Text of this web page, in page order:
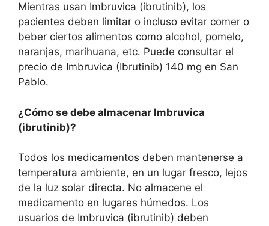
Mientras usan Imbruvica (ibrutinib), los
pacientes deben limitar o incluso evitar comer o
beber ciertos alimentos como alcohol, pomelo,
naranjas, marihuana, etc. Puede consultar el
precio de Imbruvica (Ibrutinib) 140 mg en San
Pablo.
¿Cómo se debe almacenar Imbruvica
(ibrutinib)?
Todos los medicamentos deben mantenerse a
temperatura ambiente, en un lugar fresco, lejos
de la luz solar directa. No almacene el
medicamento en lugares húmedos. Los
usuarios de Imbruvica (ibrutinib) deben